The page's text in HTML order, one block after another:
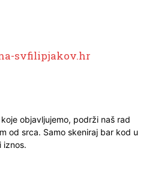
svfilipjakov.hr
objavljujemo, podrži naš rad
od srca. Samo skeniraj bar kod u
iznos.